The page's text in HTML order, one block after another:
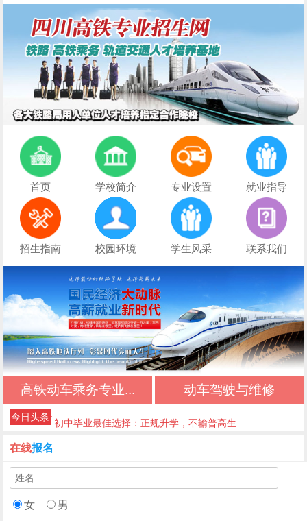
首页 学校简介 专业设置 就业指导
招生指南 校园环境 学生风采 联系我们
高铁动车乘务专业... 动车驾驶与维修
今日头条
初中生择校必看：正规文凭+优质管理+升学保障
初中三年落幕，新的升学旅程从此开启
不想读普高、不想打工？初中生的第三条出路
中考低分初中生专属：稳妥升学，不踩坑
初中毕业最佳选择：正规升学，不输普高生
铁乘务专业
成都好的公办技校四川五月花技师学院推荐｜铁
在线报名
女 男